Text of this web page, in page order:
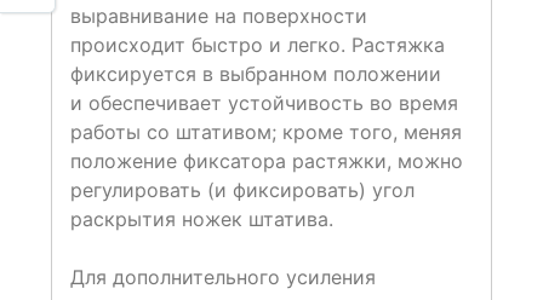
выравнивание на поверхности
происходит быстро и легко. Растяжка
фиксируется в выбранном положении
и обеспечивает устойчивость во время
работы со штативом; кроме того, меняя
положение фиксатора растяжки, можно
регулировать (и фиксировать) угол
раскрытия ножек штатива.
Для дополнительного усиления